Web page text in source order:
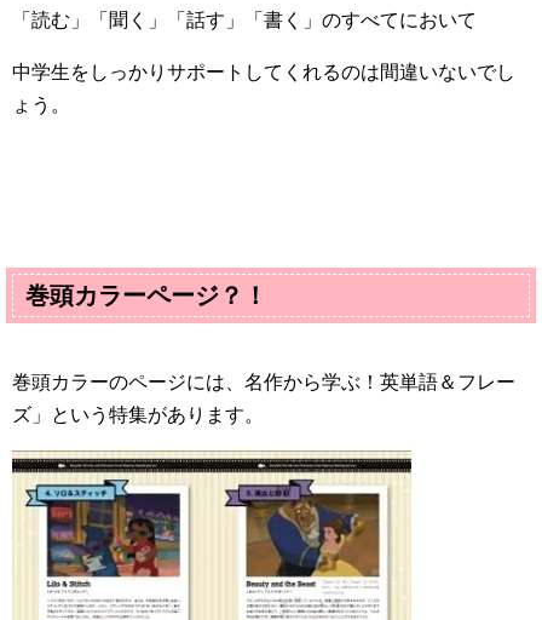
「読む」「聞く」「話す」「書く」のすべてにおいて
中学生をしっかりサポートしてくれるのは間違いないでし
ょう。
巻頭カラーページ？！
巻頭カラーのページには、名作から学ぶ！英単語＆フレー
ズ」という特集があります。